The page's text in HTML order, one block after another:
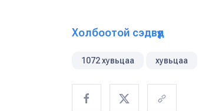
Холбоотой сэдвүүд
1072 хувьцаа хувьцаа